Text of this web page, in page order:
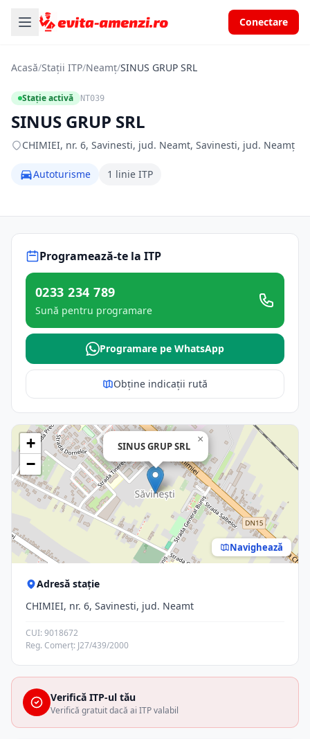
Conectare
Acasă/Stații ITP/Neamț/SINUS GRUP SRL
Stație activă NT039
SINUS GRUP SRL
CHIMIEI, nr. 6, Savinesti, jud. Neamt, Savinesti, jud. Neamț
Autoturisme 1 linie ITP
Programează-te la ITP
0233 234 789
Sună pentru programare
Programare pe WhatsApp
Obține indicații rută
SINUS GRUP SRL
×
+
−
Navighează
Adresă stație
CHIMIEI, nr. 6, Savinesti, jud. Neamt
CUI: 9018672
Reg. Comerț: J27/439/2000
Verifică ITP-ul tău
Verifică gratuit dacă ai ITP valabil